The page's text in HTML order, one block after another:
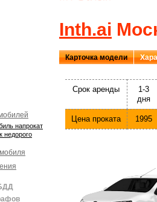
недорого
Inth.ai
Карточка модели
Срок аренды
1-3
дня
Цена проката 1995